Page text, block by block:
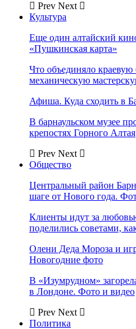
Prev Next
Культура
Еще один алтайский
«Пушкинская карта»
Что объединяло
механическую
Афиша. Куда сходить в
В барнаульском музее
крепостях Горного Алтая
Prev Next
Общество
Центральный район
шаге от Нового года.
Клиенты идут за
поделились советами,
Олени Деда Мороза и
Новогодние фото
В «Изумрудном»
в Лондоне. Фото и видео
Prev Next
Политика